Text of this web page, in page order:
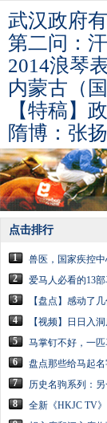
武汉政府
第二问：
2014浪琴
内蒙古（
【特稿】
隋博：张
点击排行
1
兽医，国家疾控中
2
爱马人必看的13
3
【盘点】感动了
4
【视频】日日入
5
马掌钉不好，一
6
盘点那些给马起
7
历史名驹系列：
8
全新《HKJC TV